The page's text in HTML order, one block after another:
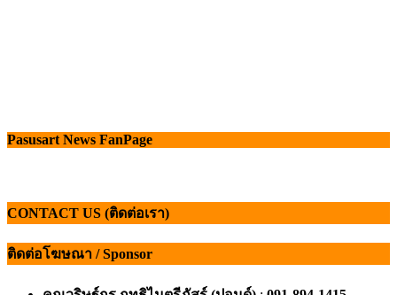
Pasusart News FanPage
CONTACT US (ติดต่อเรา)
ติดต่อโฆษณา / Sponsor